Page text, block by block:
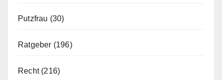
Putzfrau (30)
Ratgeber (196)
Recht(216)